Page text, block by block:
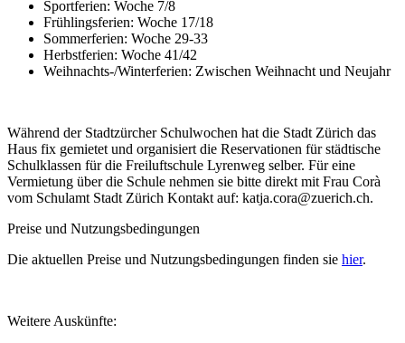
Sportferien: Woche 7/8
Frühlingsferien: Woche 17/18
Sommerferien: Woche 29-33
Herbstferien: Woche 41/42
Weihnachts-/Winterferien: Zwischen Weihnacht und Neujahr
Während der Stadtzürcher Schulwochen hat die Stadt Zürich das
Haus fix gemietet und organisiert die Reservationen für städtische
Schulklassen für die Freiluftschule Lyrenweg selber. Für eine
Vermietung über die Schule nehmen sie bitte direkt mit Frau Corà
vom Schulamt Stadt Zürich Kontakt auf: katja.cora@zuerich.ch.
Preise und Nutzungsbedingungen
Die aktuellen Preise und Nutzungsbedingungen finden sie hier.
Weitere Auskünfte: